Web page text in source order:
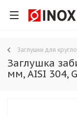
Заглушки для
Заглушка
мм, AISI 304,